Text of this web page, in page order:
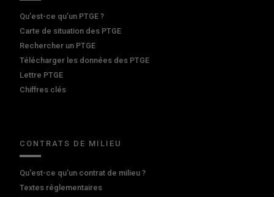
Qu’est-ce qu’un PTGE ?
Carte de situation des PTGE
Rechercher un PTGE
Télécharger les données des PTGE
Lettre PTGE
Chiffres clés
CONTRATS DE MILIEU
Qu'est-ce qu'un contrat de milieu ?
Textes réglementaires